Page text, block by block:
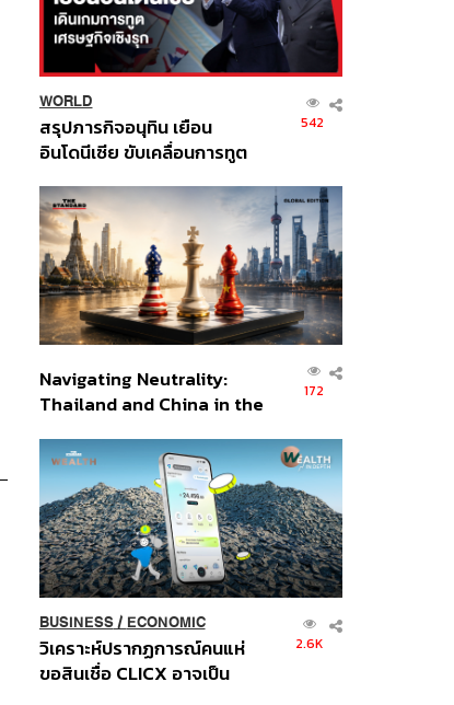
WORLD
สรุปภารกิจอนุทิน เยือน
อินโดนีเซีย ขับเคลื่อนการทูต
ส่วนยุทธศาสตร์ไทย –
อินโดนีเซีย
542
Navigating Neutrality:
Thailand and China in the
Order
172
BUSINESS/ ECONOMIC
วิเคราะห์ปรากฏการณ์คนแห่
ขอสินเชื่อ CLICX อาจเป็น
2.6K